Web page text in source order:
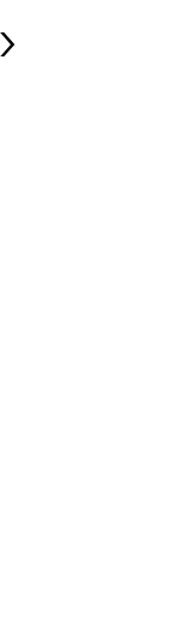
›